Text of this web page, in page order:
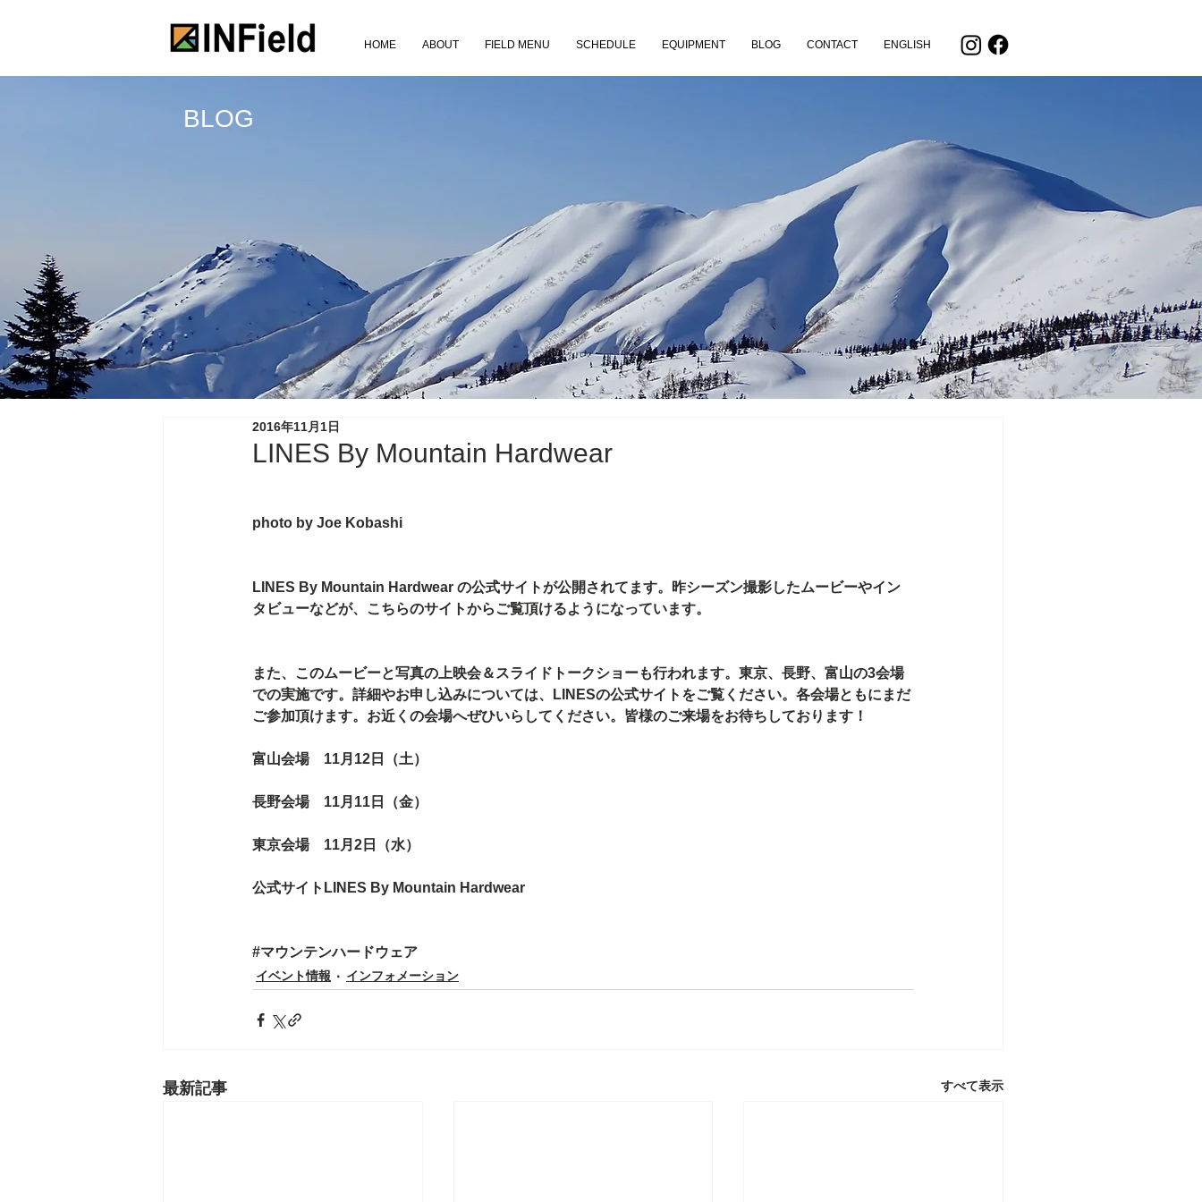
HOME ABOUT FIELD MENU SCHEDULE EQUIPMENT BLOG CONTACT ENGLISH
BLOG
LINES By Mountain Hardwear
2016年11月1日
photo by Joe Kobashi
LINES By Mountain Hardwear の公式サイトが公開されてます。昨シーズン撮影したムービーやイン
タビューなどが、こちらのサイトからご覧頂けるようになっています。
また、このムービーと写真の上映会＆スライドトークショーも行われます。東京、長野、富山の3会場
での実施です。詳細やお申し込みについては、LINESの公式サイトをご覧ください。各会場ともにまだ
ご参加頂けます。お近くの会場へぜひいらしてください。皆様のご来場をお待ちしております！
富山会場　11月12日（土）
長野会場　11月11日（金）
東京会場　11月2日（水）
公式サイト LINES By Mountain Hardwear
#マウンテンハードウェア
イベント情報 インフォメーション
最新記事 すべて表示